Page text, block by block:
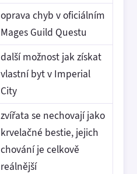
oprava chyb v oficiálním
Mages Guild Questu
další možnost jak získat
vlastní byt v Imperial
City
zvířata se nechovají jako
krvelačné bestie, jejich
chování je celkově
reálnější